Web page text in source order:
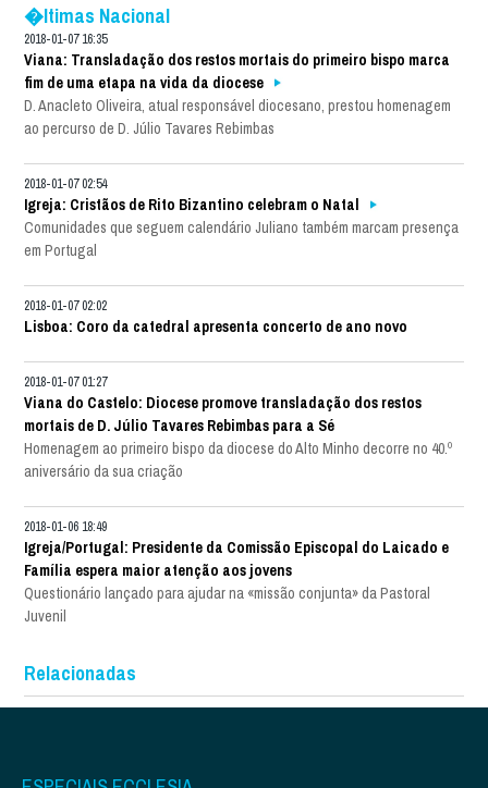
�ltimas Nacional
2018-01-07 16:35
Viana: Transladação dos restos mortais do primeiro bispo marca
fim de uma etapa na vida da diocese
D. Anacleto Oliveira, atual responsável diocesano, prestou homenagem
ao percurso de D. Júlio Tavares Rebimbas
2018-01-07 02:54
Igreja: Cristãos de Rito Bizantino celebram o Natal
Comunidades que seguem calendário Juliano também marcam presença
em Portugal
2018-01-07 02:02
Lisboa: Coro da catedral apresenta concerto de ano novo
2018-01-07 01:27
Viana do Castelo: Diocese promove transladação dos restos
mortais de D. Júlio Tavares Rebimbas para a Sé
Homenagem ao primeiro bispo da diocese do Alto Minho decorre no 40.º
aniversário da sua criação
2018-01-06 18:49
Igreja/Portugal: Presidente da Comissão Episcopal do Laicado e
Família espera maior atenção aos jovens
Questionário lançado para ajudar na «missão conjunta» da Pastoral
Juvenil
Relacionadas